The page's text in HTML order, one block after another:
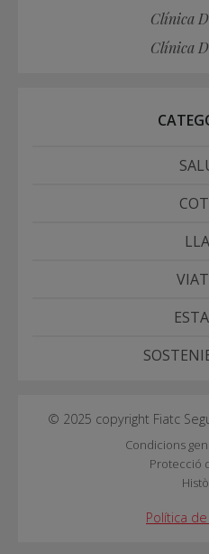
Clínica
Clínica
© 2025 copyright Fiatc
Condicions
Protecció
Política